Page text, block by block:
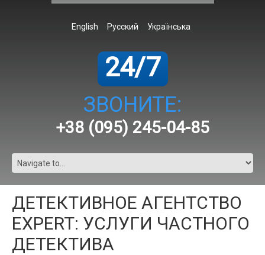
English Русский Українська
24/7
ЗВОНИТЕ:
+38 (095) 245-04-85
ДЕТЕКТИВНОЕ АГЕНТСТВО
EXPERT: УСЛУГИ ЧАСТНОГО
ДЕТЕКТИВА